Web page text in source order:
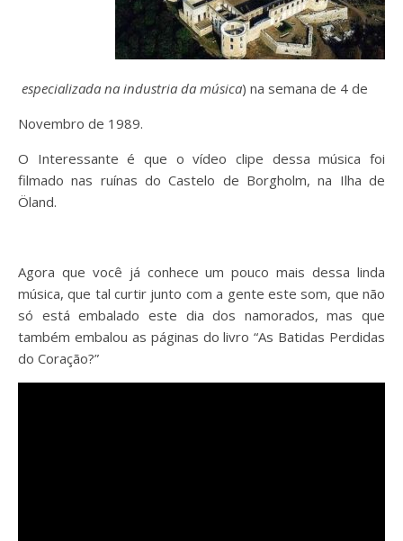
especializada na industria da música) na semana de 4 de
Novembro de 1989.
O Interessante é que o vídeo clipe dessa música foi
filmado nas ruínas do Castelo de Borgholm, na Ilha de
Öland.
Agora que você já conhece um pouco mais dessa linda
música, que tal curtir junto com a gente este som, que não
só está embalado este dia dos namorados, mas que
também embalou as páginas do livro “As Batidas Perdidas
do Coração?”